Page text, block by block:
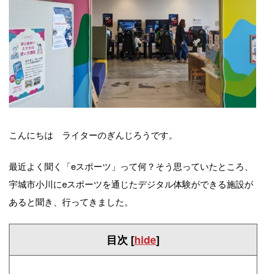
こんにちは ライターのぎんじろうです。
最近よく聞く「eスポーツ」って何？そう思っていたところ、
宇城市小川にeスポーツを通じたデジタル体験ができる施設が
あると聞き、行ってきました。
目次 [hide]